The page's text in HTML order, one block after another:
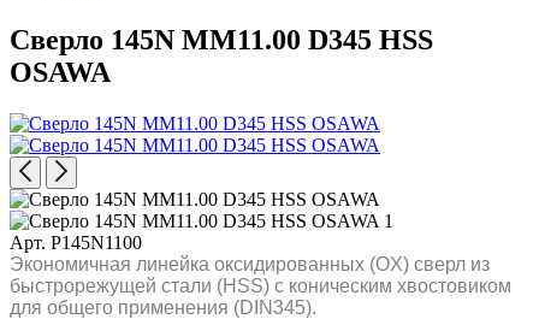
Сверло 145N MM11.00 D345 HSS
OSAWA
Арт. P145N1100
Экономичная линейка оксидированных (OX) сверл из
быстрорежущей стали (HSS) с коническим хвостовиком
для общего применения (DIN345).